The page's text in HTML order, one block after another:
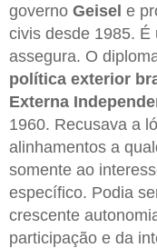
governo Geisel e
civis desde 1985. É
assegura. O
política exterior
Externa
1960. Recusava a
alinhamentos a
somente ao
específico. Podia
crescente
participação e da